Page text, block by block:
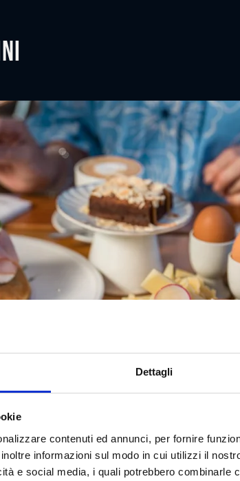
Dettagli
contenuti ed annunci, per fornire
informazioni sul modo in cui utilizzi il
e social media, i quali potrebbero combinarle